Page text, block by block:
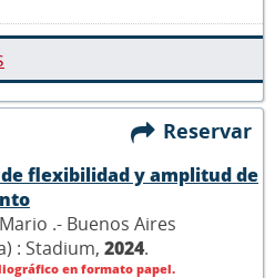
Reservar
flexibilidad y amplitud de
.- Buenos Aires
: Stadium, 2024.
en formato papel.